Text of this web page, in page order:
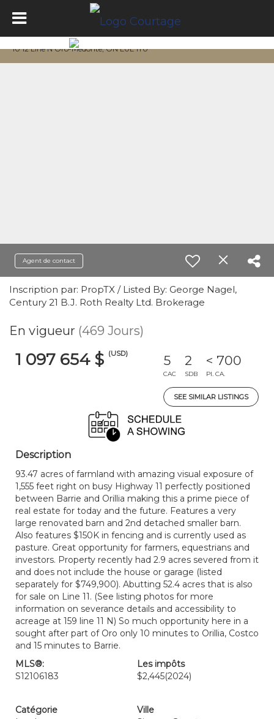
10 12 Line N Oro-Medonte, ON L0L 1T0
Agent de contact
Inscription par: PropTX / Listed By: George Nagel,
Century 21 B.J. Roth Realty Ltd. Brokerage
En vigueur (469 Jours)
1 097 654 $ (USD) 5
CAC
2
SDB
< 700
PI. CA.
SEE SIMILAR LISTINGS
Description
93.47 acres of farmland with amazing visual exposure of
1,555 feet right on busy Highway 11 perfectly positioned
between Barrie and Orillia making this a prime piece of
real estate for today and the future. Features a very
large renovated barn and 2nd detached smaller barn.
Also features $150K in fencing and is currently used as
pasture. Great opportunity for farmers, equestrians and
investors. Property recently had 2.9 acres severed from it
and does not include the house or garage (listed
separately for $749,900). Abutting 52.4 acres that is also
for sale on Line 11. (See listing photos for more
information on severance details and accessibility to
acreage at 159 line 11 N) So much opportunity here in a
sought after part of Oro only 10 minutes to Orillia, Costco
and 15 minutes to Barrie.
MLS®:
S12106183
Les impôts
$2,445(2024)
Catégorie
Ville